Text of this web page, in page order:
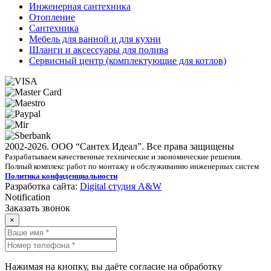
Инженерная сантехника
Отопление
Сантехника
Мебель для ванной и для кухни
Шланги и аксессуары для полива
Сервисный центр (комплектующие для котлов)
2002-2026. ООО “Сантех Идеал”. Все права защищены
Разрабатываем качественные технические и экономические решения.
Полный комплекс работ по монтажу и обслуживанию инженерных систем
Политика конфиденциальности
Разработка сайта: Digital студия A&W
Notification
Заказать звонок
×
Нажимая на кнопку, вы даёте согласие на обработку